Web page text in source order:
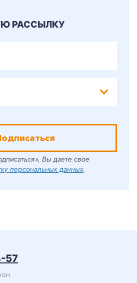
РАССЫЛКУ
Вы даете свое
персональных данных.
57